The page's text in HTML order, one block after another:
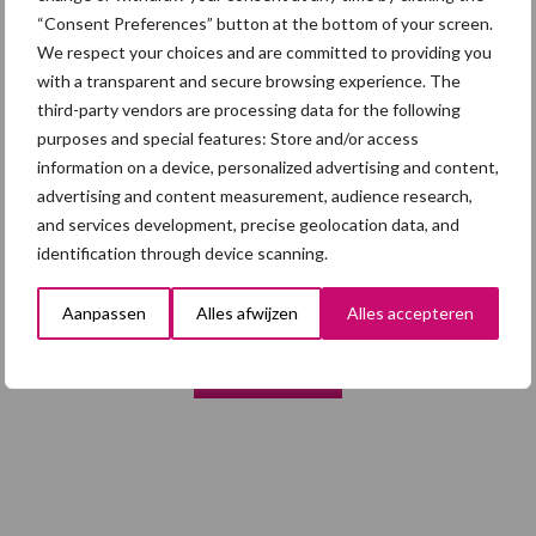
“Consent Preferences” button at the bottom of your screen.
We respect your choices and are committed to providing you
with a transparent and secure browsing experience. The
third-party vendors are processing data for the following
purposes and special features: Store and/or access
information on a device, personalized advertising and content,
advertising and content measurement, audience research,
and services development, precise geolocation data, and
identification through device scanning.
Aanpassen Alles afwijzen Alles accepteren
alertheid belangrijk is, zeker nu
3 aug
Vlaamse mestbalans in evenwicht
dankzij groei van
verwerkingscapaciteit
Intacte beren houden kan in de bio-
varkenshouderij, maar dan moet